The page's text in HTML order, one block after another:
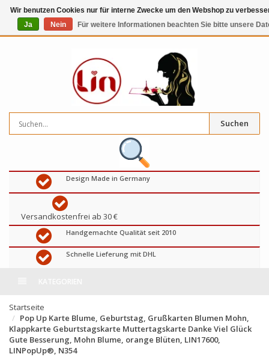
0artikel €
Suchen
Design Made in Germany
Versandkostenfrei ab 30 €
Handgemachte Qualität seit 2010
Schnelle Lieferung mit DHL
Startseite
Pop Up Karte Blume, Geburtstag, Grußkarten Blumen Mohn,
Klappkarte Geburtstagskarte Muttertagskarte Danke Viel Glück
Gute Besserung, Mohn Blume, orange Blüten, LIN17600,
LINPopUp®, N354
Wir benutzen Cookies nur für interne Zwecke um den Webshop zu
Ja
Nein Für weitere Informationen beachten Sie bitte unsere